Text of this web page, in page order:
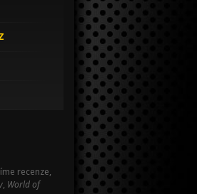
recenze,
, World of